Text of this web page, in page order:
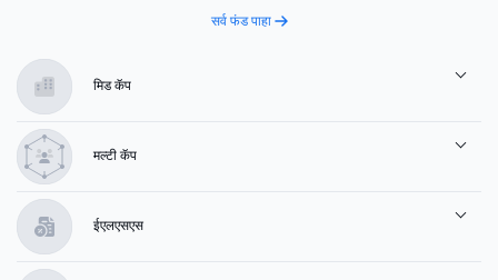
सर्व फंड पाहा
मिड कॅप
मल्टी कॅप
ईएलएसएस